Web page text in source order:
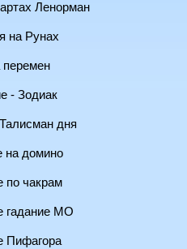
Ленорман
на Рунах
перемен
- Зодиак
дня
на домино
по чакрам
гадание МО
Пифагора